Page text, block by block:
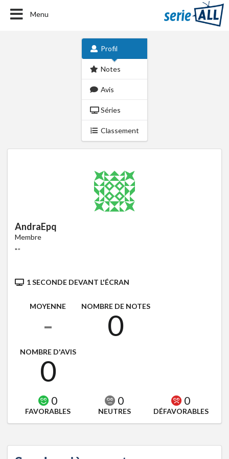
Menu
Profil
Notes
Avis
Séries
Classement
AndraEpq
Membre
""
1 SECONDE DEVANT L'ÉCRAN
MOYENNE
-
NOMBRE DE NOTES
0
NOMBRE D'AVIS
0
0
FAVORABLES
0
NEUTRES
0
DÉFAVORABLES